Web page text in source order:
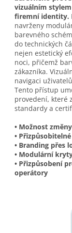
vizuálním
firemní identity.
navrženy
barevného
do technických
nejen estetický
noci, přičemž
zákazníka.
navigaci
Tento přístup
provedení, které
standardy a
• Možnost
•
• Branding přes
• Modulární
• Přizpůsobení
operátory